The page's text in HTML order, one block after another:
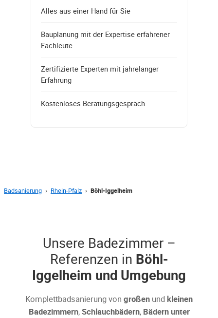
Alles aus einer Hand für Sie
Bauplanung mit der Expertise erfahrener
Fachleute
Zertifizierte Experten mit jahrelanger
Erfahrung
Kostenloses Beratungsgespräch
Badsanierung › Rhein-Pfalz › Böhl-Iggelheim
Unsere Badezimmer –
Referenzen in Böhl-
Iggelheim und Umgebung
Komplettbadsanierung von großen und kleinen
Badezimmern,Schlauchbädern, Bädern unter